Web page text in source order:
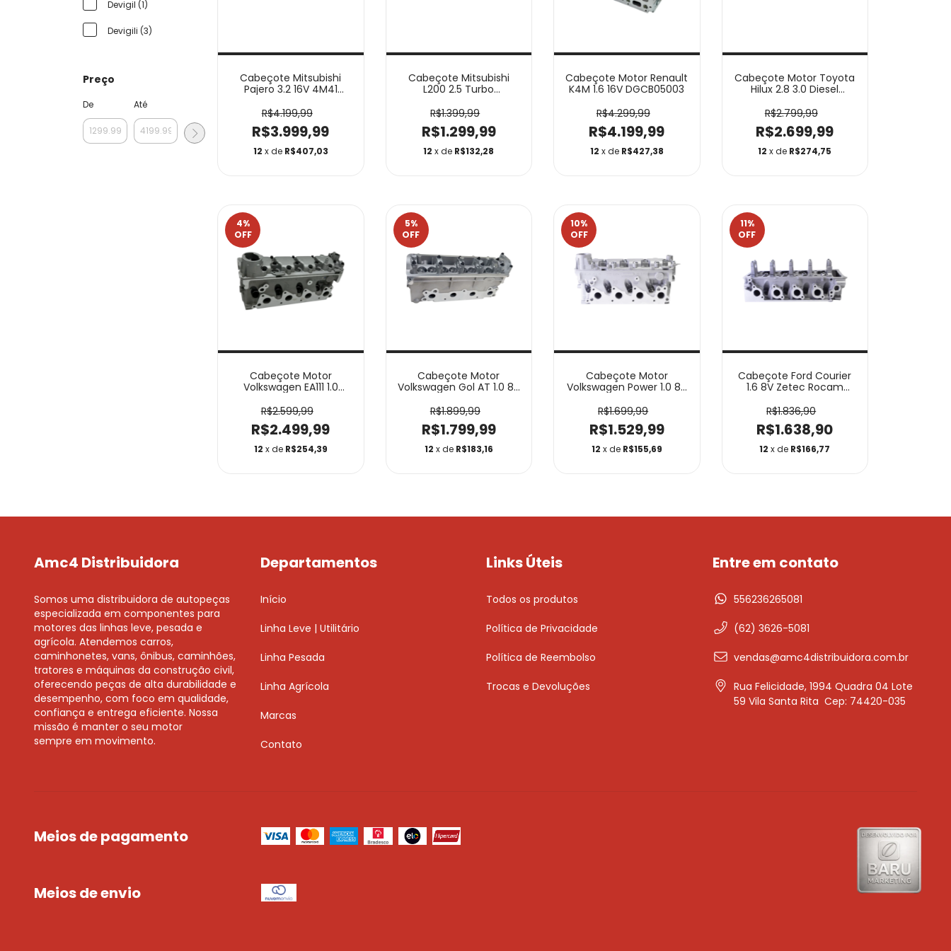
Devigil (1)
Devigili (3)
Preço
De Até
Cabeçote Mitsubishi
Pajero 3.2 16V 4M41
R$4.199,99
R$3.999,99
12 x de R$407,03
Cabeçote Mitsubishi
L200 2.5 Turbo
R$1.399,99
R$1.299,99
12 x de R$132,28
Cabeçote Motor Renault
K4M 1.6 16V DGCB05003
R$4.299,99
R$4.199,99
12 x de R$427,38
Cabeçote Motor Toyota
Hilux 2.8 3.0 Diesel
R$2.799,99
R$2.699,99
12 x de R$274,75
4%
OFF
Cabeçote Motor
Volkswagen EA111 1.0
R$2.599,99
R$2.499,99
12 x de R$254,39
5%
OFF
Cabeçote Motor
Volkswagen Gol AT 1.0 8V
R$1.899,99
R$1.799,99
12 x de R$183,16
10%
OFF
Cabeçote Motor
Volkswagen Power 1.0 8v
R$1.699,99
R$1.529,99
12 x de R$155,69
11%
OFF
Cabeçote Ford Courier
1.6 8V Zetec Rocam
R$1.836,90
R$1.638,90
12 x de R$166,77
Amc4 Distribuidora
Somos uma distribuidora de autopeças
especializada em componentes para
motores das linhas leve, pesada e
agrícola. Atendemos carros,
caminhonetes, vans, ônibus, caminhões,
tratores e máquinas da construção civil,
oferecendo peças de alta durabilidade e
desempenho, com foco em qualidade,
confiança e entrega eficiente. Nossa
missão é manter o seu motor
sempre em movimento.
Departamentos
Início
Linha Leve | Utilitário
Linha Pesada
Linha Agrícola
Marcas
Contato
Links Úteis
Todos os produtos
Política de Privacidade
Política de Reembolso
Trocas e Devoluções
Entre em contato
556236265081
(62) 3626-5081
vendas@amc4distribuidora.com.br
Rua Felicidade, 1994 Quadra 04 Lote
59 Vila Santa Rita Cep: 74420-035
Meios de pagamento
Meios de envio